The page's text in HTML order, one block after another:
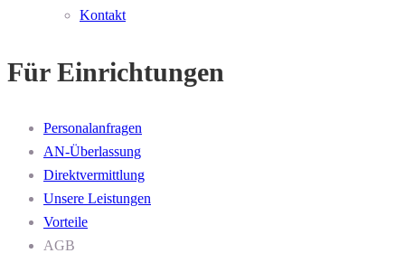
Kontakt
Für Einrichtungen
Personalanfragen
AN-Überlassung
Direktvermittlung
Unsere Leistungen
Vorteile
AGB